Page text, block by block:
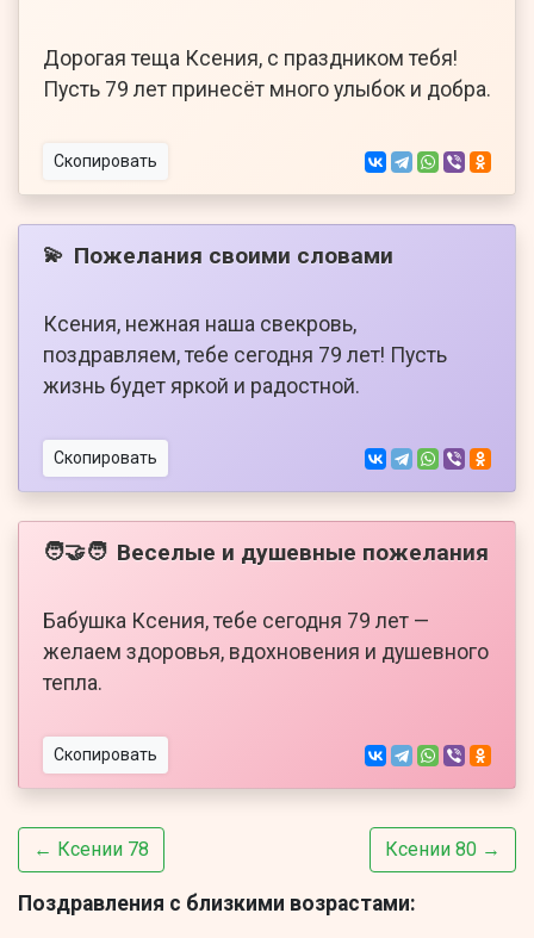
Дорогая теща Ксения, с праздником тебя!
Пусть 79 лет принесёт много улыбок и добра.
Скопировать
💫 Пожелания своими словами
Ксения, нежная наша свекровь,
поздравляем, тебе сегодня 79 лет! Пусть
жизнь будет яркой и радостной.
Скопировать
🧑‍🤝‍🧑 Веселые и душевные пожелания
Бабушка Ксения, тебе сегодня 79 лет —
желаем здоровья, вдохновения и душевного
тепла.
Скопировать
← Ксении 78 Ксении 80 →
Поздравления с близкими возрастами: